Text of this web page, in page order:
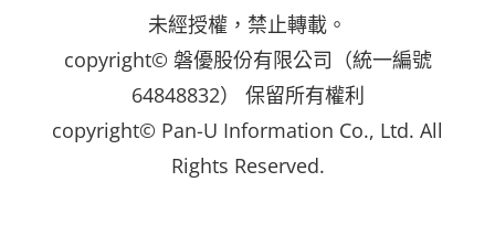
未經授權，禁止轉載。
copyright© 磐優股份有限公司（統一編號
64848832） 保留所有權利
copyright© Pan-U Information Co., Ltd. All
Rights Reserved.